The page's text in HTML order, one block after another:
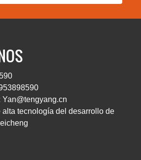
alta tecnología del desarrollo de